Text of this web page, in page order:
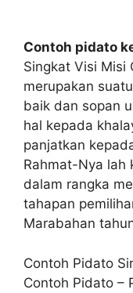
Contoh pidato
Singkat Visi Misi
merupakan
baik dan sopan
hal kepada
panjatkan
Rahmat-Nya lah
dalam rangka
tahapan
Marabahan
Contoh Pidato
Contoh Pidato –